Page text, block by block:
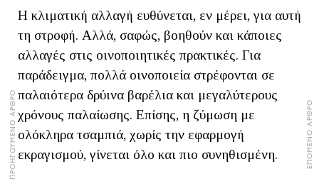
ΠΡΟΗΓΟΥΜΕΝΟ ΑΡΘΡΟ ΕΠΟΜΕΝΟ ΑΡΘΡΟ
Η κλιματική αλλαγή ευθύνεται, εν μέρει, για αυτή
τη στροφή. Αλλά, σαφώς, βοηθούν και κάποιες
αλλαγές στις οινοποιητικές πρακτικές. Για
παράδειγμα, πολλά οινοποιεία στρέφονται σε
παλαιότερα δρύινα βαρέλια και μεγαλύτερους
χρόνους παλαίωσης. Επίσης, η ζύμωση με
ολόκληρα τσαμπιά, χωρίς την εφαρμογή
εκραγισμού, γίνεται όλο και πιο συνηθισμένη.